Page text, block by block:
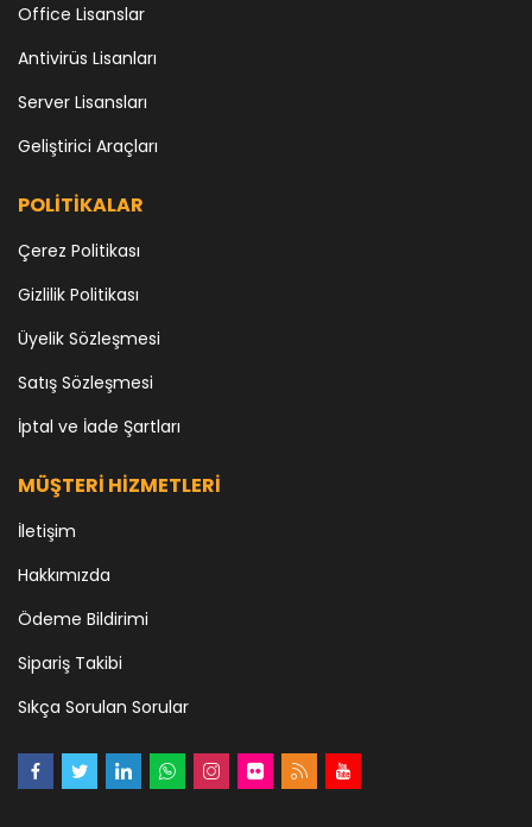
Office Lisanslar
Antivirüs Lisanları
Server Lisansları
Geliştirici Araçları
POLİTİKALAR
Çerez Politikası
Gizlilik Politikası
Üyelik Sözleşmesi
Satış Sözleşmesi
İptal ve İade Şartları
MÜŞTERİ HİZMETLERİ
İletişim
Hakkımızda
Ödeme Bildirimi
Sipariş Takibi
Sıkça Sorulan Sorular